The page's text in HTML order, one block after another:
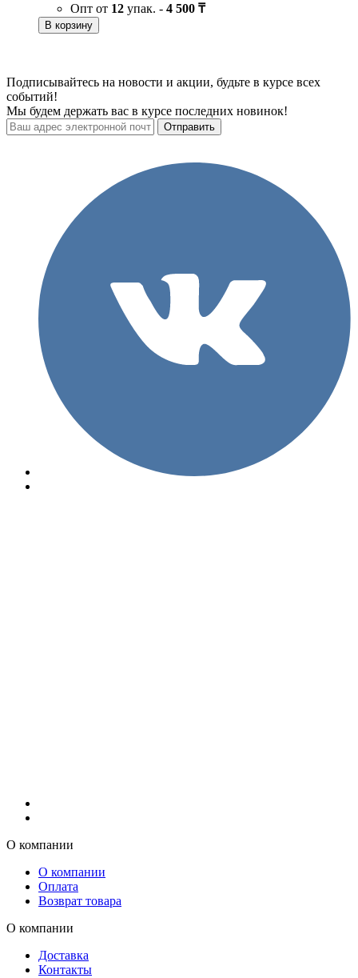
Опт от 12 упак. - 4 500 ₸
В корзину
Подписывайтесь на новости и акции, будьте в курсе всех
событий!
Мы будем держать вас в курсе последних новинок!
О компании
О компании
Оплата
Возврат товара
О компании
Доставка
Контакты